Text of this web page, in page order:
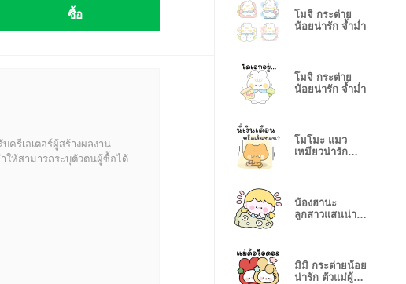
ซื้อ
ครีเอเตอร์ผู้สร้างผลงาน
ห้สามารถระบุตัวตนผู้ซื้อได้
โมจิ กระต่าย
น้อยน่ารัก จ้ำม่ำ
โมจิ กระต่าย
น้อยน่ารัก จ้ำม่ำ
โมโมะ แมว
เหมียวน่ารัก
น้องฮานะ
ลูกสาวแสนน่า
มิมิ กระต่ายน้อย
น่ารัก ตัวแม่ผู้รัก